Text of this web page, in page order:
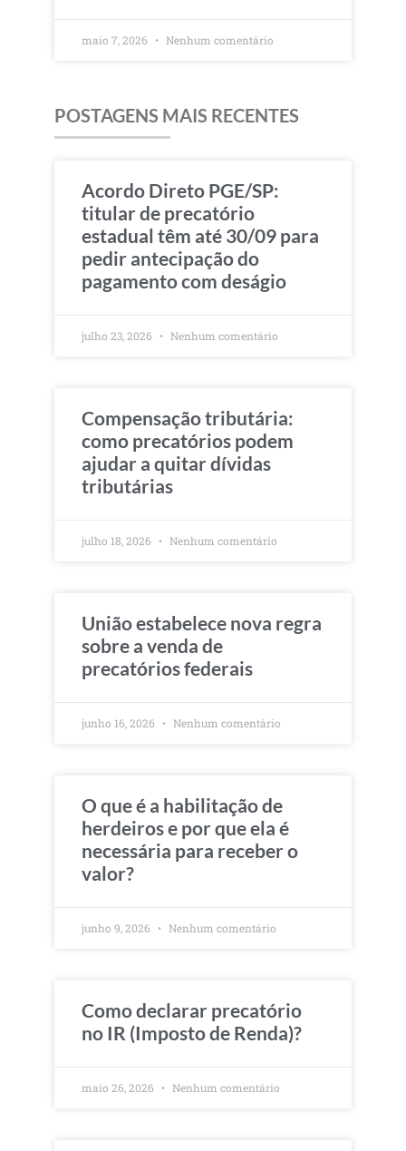
maio 7, 2026 Nenhum comentário
POSTAGENS MAIS RECENTES
Acordo Direto PGE/SP:
titular de precatório
estadual têm até 30/09 para
pedir antecipação do
pagamento com deságio
julho 23, 2026 Nenhum comentário
Compensação tributária:
como precatórios podem
ajudar a quitar dívidas
tributárias
julho 18, 2026 Nenhum comentário
União estabelece nova regra
sobre a venda de
precatórios federais
junho 16, 2026 Nenhum comentário
O que é a habilitação de
herdeiros e por que ela é
necessária para receber o
valor?
junho 9, 2026 Nenhum comentário
Como declarar precatório
no IR (Imposto de Renda)?
maio 26, 2026 Nenhum comentário